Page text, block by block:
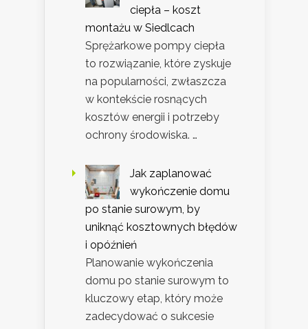
ciepła – koszt
montażu w Siedlcach
Sprężarkowe pompy ciepła
to rozwiązanie, które zyskuje
na popularności, zwłaszcza
w kontekście rosnących
kosztów energii i potrzeby
ochrony środowiska. …
Jak zaplanować
wykończenie domu
po stanie surowym, by
uniknąć kosztownych błędów
i opóźnień
Planowanie wykończenia
domu po stanie surowym to
kluczowy etap, który może
zadecydować o sukcesie